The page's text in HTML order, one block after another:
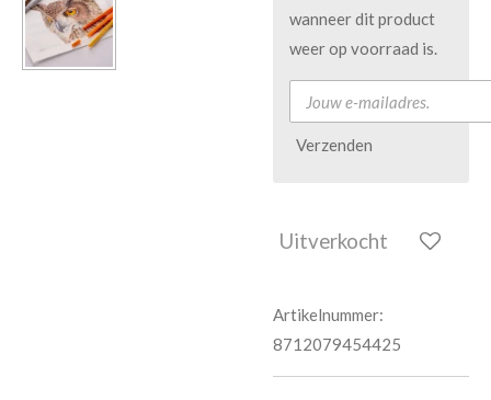
wanneer dit product
weer op voorraad is.
Verzenden
Uitverkocht
Artikelnummer:
8712079454425